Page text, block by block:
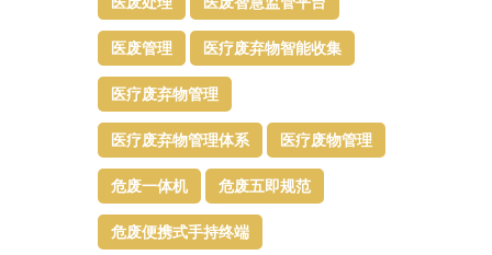
医废管理 医疗废弃物智能收集
医疗废弃物管理​
医疗废弃物管理体系 医疗废物管理
危废一体机 危废五即规范
危废便携式手持终端